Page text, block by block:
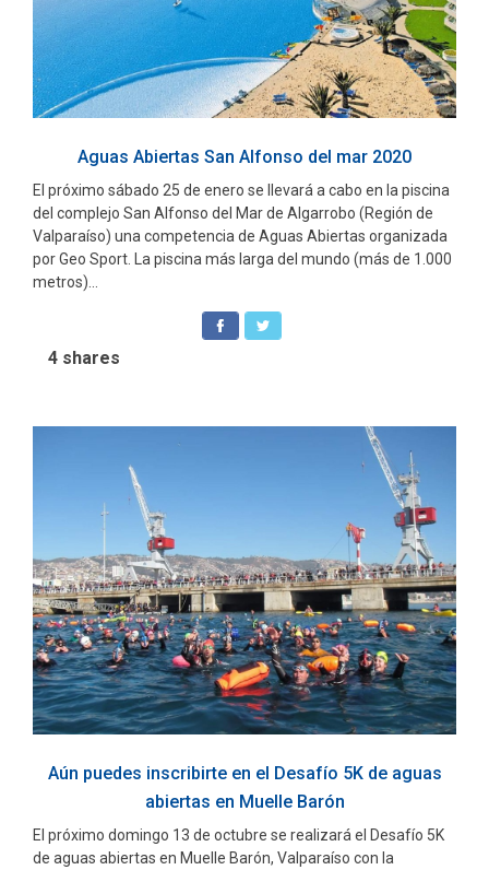
Aguas Abiertas San Alfonso del mar 2020
El próximo sábado 25 de enero se llevará a cabo en la piscina
del complejo San Alfonso del Mar de Algarrobo (Región de
Valparaíso) una competencia de Aguas Abiertas organizada
por Geo Sport. La piscina más larga del mundo (más de 1.000
metros)...
4 shares
Aún puedes inscribirte en el Desafío 5K de aguas
abiertas en Muelle Barón
El próximo domingo 13 de octubre se realizará el Desafío 5K
de aguas abiertas en Muelle Barón, Valparaíso con la